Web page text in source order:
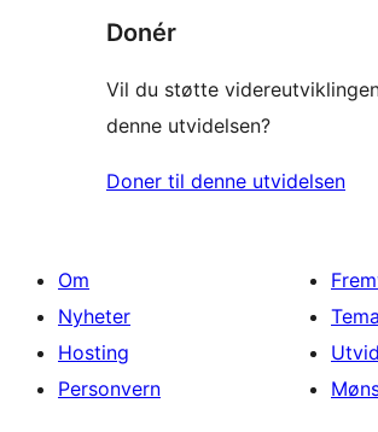
Donér
Vil du støtte
denne utvidelsen?
Doner til denne utvidelsen
Om
Nyheter
Hosting
Personvern